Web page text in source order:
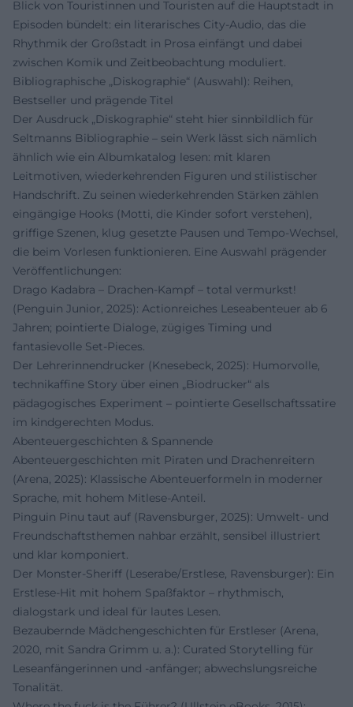
Blick von Touristinnen und Touristen auf die Hauptstadt in
Episoden bündelt: ein literarisches City-Audio, das die
Rhythmik der Großstadt in Prosa einfängt und dabei
zwischen Komik und Zeitbeobachtung moduliert.
Bibliographische „Diskographie“ (Auswahl): Reihen,
Bestseller und prägende Titel
Der Ausdruck „Diskographie“ steht hier sinnbildlich für
Seltmanns Bibliographie – sein Werk lässt sich nämlich
ähnlich wie ein Albumkatalog lesen: mit klaren
Leitmotiven, wiederkehrenden Figuren und stilistischer
Handschrift. Zu seinen wiederkehrenden Stärken zählen
eingängige Hooks (Motti, die Kinder sofort verstehen),
griffige Szenen, klug gesetzte Pausen und Tempo-Wechsel,
die beim Vorlesen funktionieren. Eine Auswahl prägender
Veröffentlichungen:
Drago Kadabra – Drachen-Kampf – total vermurkst!
(Penguin Junior, 2025): Actionreiches Leseabenteuer ab 6
Jahren; pointierte Dialoge, zügiges Timing und
fantasievolle Set-Pieces.
Der Lehrerinnendrucker (Knesebeck, 2025): Humorvolle,
technikaffine Story über einen „Biodrucker“ als
pädagogisches Experiment – pointierte Gesellschaftssatire
im kindgerechten Modus.
Abenteuergeschichten & Spannende
Abenteuergeschichten mit Piraten und Drachenreitern
(Arena, 2025): Klassische Abenteuerformeln in moderner
Sprache, mit hohem Mitlese-Anteil.
Pinguin Pinu taut auf (Ravensburger, 2025): Umwelt- und
Freundschaftsthemen nahbar erzählt, sensibel illustriert
und klar komponiert.
Der Monster-Sheriff (Leserabe/Erstlese, Ravensburger): Ein
Erstlese-Hit mit hohem Spaßfaktor – rhythmisch,
dialogstark und ideal für lautes Lesen.
Bezaubernde Mädchengeschichten für Erstleser (Arena,
2020, mit Sandra Grimm u. a.): Curated Storytelling für
Leseanfängerinnen und -anfänger; abwechslungsreiche
Tonalität.